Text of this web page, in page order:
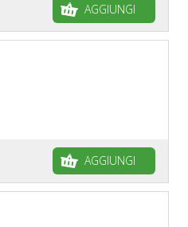
AGGIUNGI
AGGIUNGI